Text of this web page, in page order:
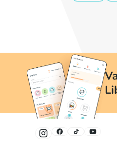
Um jeito divertido e fácil